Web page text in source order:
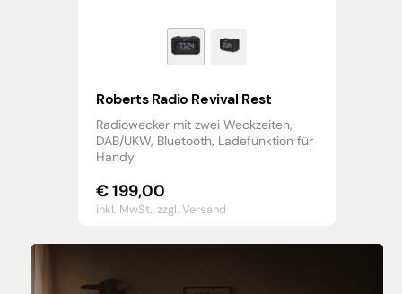
Roberts Radio Revival Rest
Radiowecker mit zwei Weckzeiten,
DAB/UKW, Bluetooth, Ladefunktion für
Handy
€199,00
inkl. MwSt.,zzgl. Versand